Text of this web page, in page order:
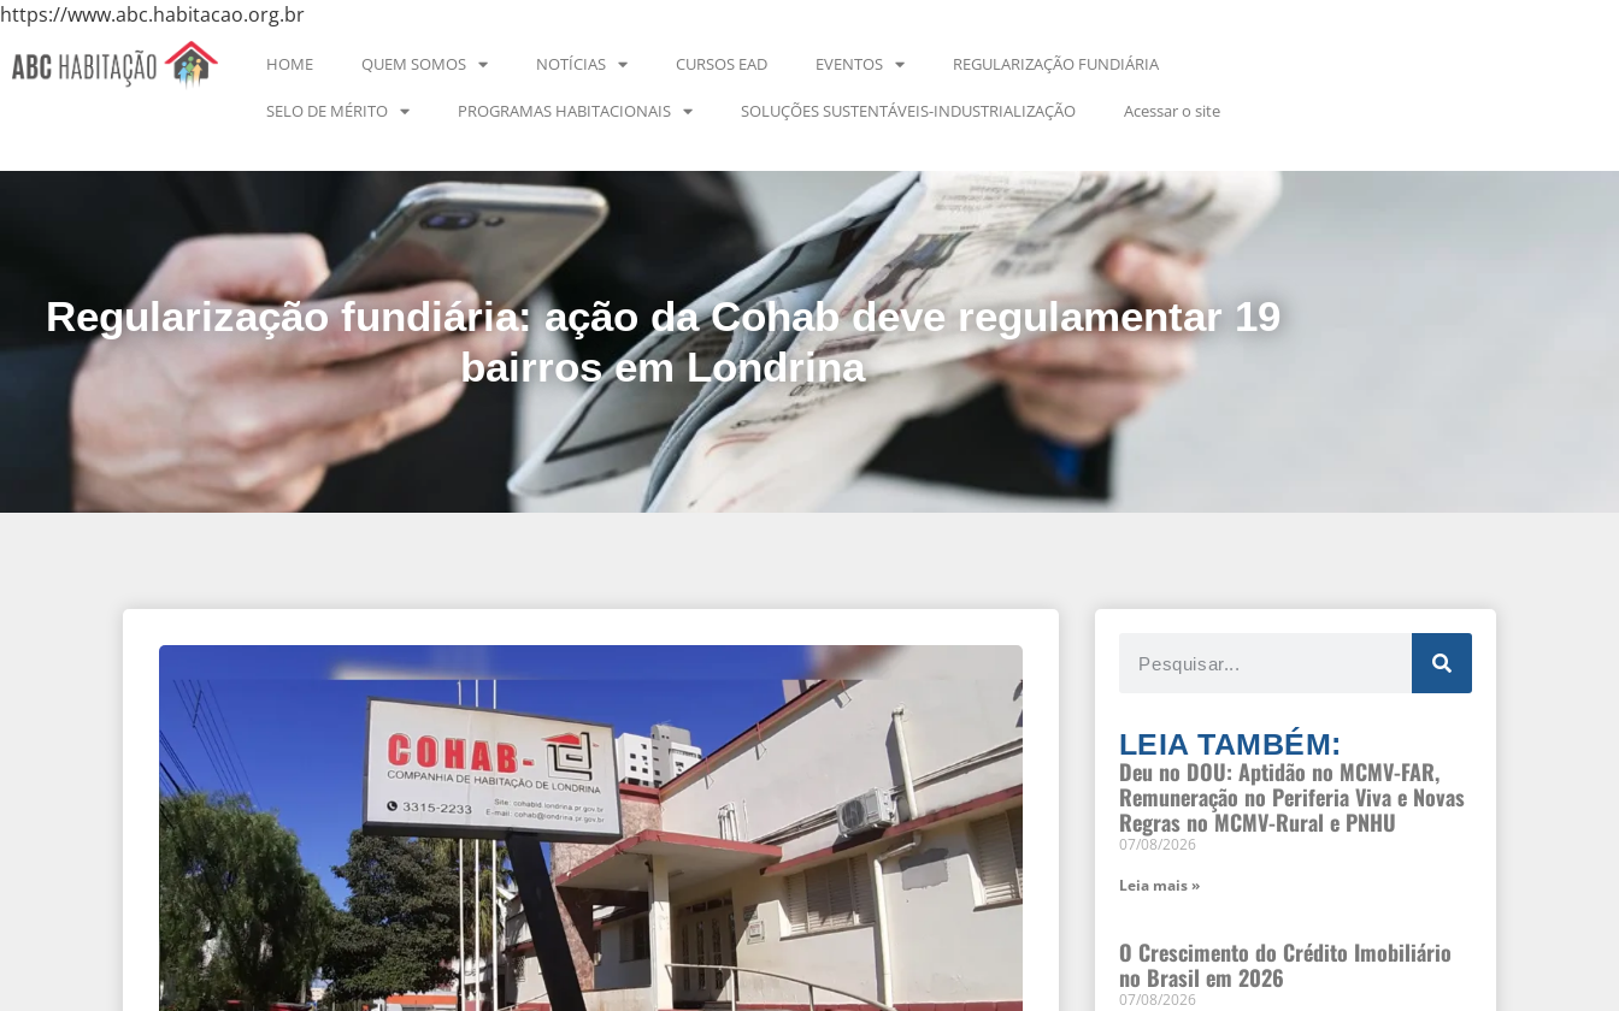
https://www.abc.habitacao.org.br
HOME QUEM SOMOS NOTÍCIAS CURSOS EAD EVENTOS REGULARIZAÇÃO FUNDIÁRIA
SELO DE MÉRITO PROGRAMAS HABITACIONAIS SOLUÇÕES SUSTENTÁVEIS-INDUSTRIALIZAÇÃO Acessar o site
Regularização fundiária: ação da Cohab deve regulamentar 19
bairros em Londrina
LEIA TAMBÉM:
Deu no DOU: Aptidão no MCMV-FAR,
Remuneração no Periferia Viva e Novas
Regras no MCMV-Rural e PNHU
07/08/2026
Leia mais »
O Crescimento do Crédito Imobiliário
no Brasil em 2026
07/08/2026